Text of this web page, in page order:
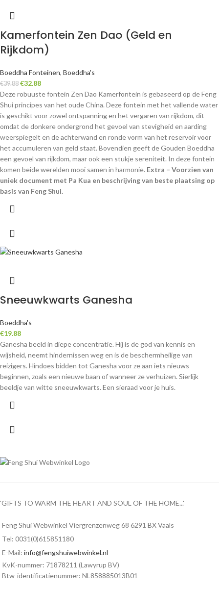
Kamerfontein Zen Dao (Geld en
Rijkdom)
Boeddha Fonteinen, Boeddha's
€39.88 €32.88
Deze robuuste fontein Zen Dao Kamerfontein is gebaseerd op de Feng
Shui principes van het oude China. Deze fontein met het vallende water
is geschikt voor zowel ontspanning en het vergaren van rijkdom, dit
omdat de donkere ondergrond het gevoel van stevigheid en aarding
weerspiegelt en de achterwand en ronde vorm van het reservoir voor
het accumuleren van geld staat. Bovendien geeft de Gouden Boeddha
een gevoel van rijkdom, maar ook een stukje sereniteit. In deze fontein
komen beide werelden mooi samen in harmonie. Extra – Voorzien van
uniek document met Pa Kua en beschrijving van beste plaatsing op
basis van Feng Shui.
Sneeuwkwarts Ganesha
Boeddha's
€19.88
Ganesha beeld in diepe concentratie. Hij is de god van kennis en
wijsheid, neemt hindernissen weg en is de beschermheilige van
reizigers. Hindoes bidden tot Ganesha voor ze aan iets nieuws
beginnen, zoals een nieuwe baan of wanneer ze verhuizen. Sierlijk
beeldje van witte sneeuwkwarts. Een sieraad voor je huis.
'GIFTS TO WARM THE HEART AND SOUL OF THE HOME...'
Feng Shui Webwinkel Viergrenzenweg 68 6291 BX Vaals
Tel: 0031(0)615851180
E-Mail: info@fengshuiwebwinkel.nl
KvK-nummer: 71878211 (Lawyrup BV)
Btw-identificatienummer: NL858885013B01